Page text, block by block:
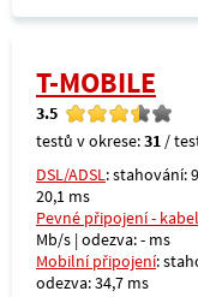
T-MOBILE
3.5
testů v okrese:31 /
DSL/ADSL: stahování:
20,1 ms
Pevné připojení -
Mb/s | odezva: - ms
Mobilní připojení:
odezva: 34,7 ms